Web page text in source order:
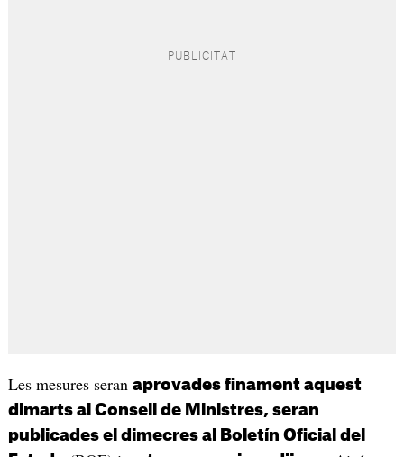
Les mesures seran aprovades finament aquest
dimarts al Consell de Ministres, seran
publicades el dimecres al Boletín Oficial del